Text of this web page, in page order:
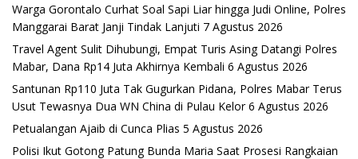
Warga Gorontalo Curhat Soal Sapi Liar hingga Judi Online, Polres
Manggarai Barat Janji Tindak Lanjuti 7 Agustus 2026
Travel Agent Sulit Dihubungi, Empat Turis Asing Datangi Polres
Mabar, Dana Rp14 Juta Akhirnya Kembali 6 Agustus 2026
Santunan Rp110 Juta Tak Gugurkan Pidana, Polres Mabar Terus
Usut Tewasnya Dua WN China di Pulau Kelor 6 Agustus 2026
Petualangan Ajaib di Cunca Plias 5 Agustus 2026
Polisi Ikut Gotong Patung Bunda Maria Saat Prosesi Rangkaian